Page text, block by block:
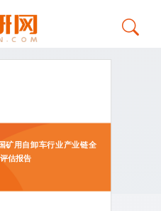
矿用自卸车行业产业链全
估报告